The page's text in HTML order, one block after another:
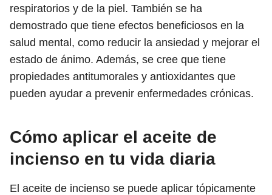
respiratorios y de la piel. También se ha
demostrado que tiene efectos beneficiosos en la
salud mental, como reducir la ansiedad y mejorar el
estado de ánimo. Además, se cree que tiene
propiedades antitumorales y antioxidantes que
pueden ayudar a prevenir enfermedades crónicas.
Cómo aplicar el aceite de
incienso en tu vida diaria
El aceite de incienso se puede aplicar tópicamente